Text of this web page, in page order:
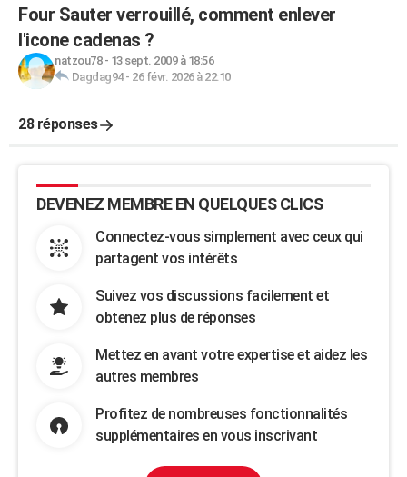
Four Sauter verrouillé, comment enlever
l'icone cadenas ?
natzou78- 13 sept. 2009 à 18:56
Dagdag94- 26 févr. 2026 à 22:10
28 réponses
DEVENEZ MEMBRE EN QUELQUES CLICS
Connectez-vous simplement avec ceux qui
partagent vos intérêts
Suivez vos discussions facilement et
obtenez plus de réponses
Mettez en avant votre expertise et aidez les
autres membres
Profitez de nombreuses fonctionnalités
supplémentaires en vous inscrivant